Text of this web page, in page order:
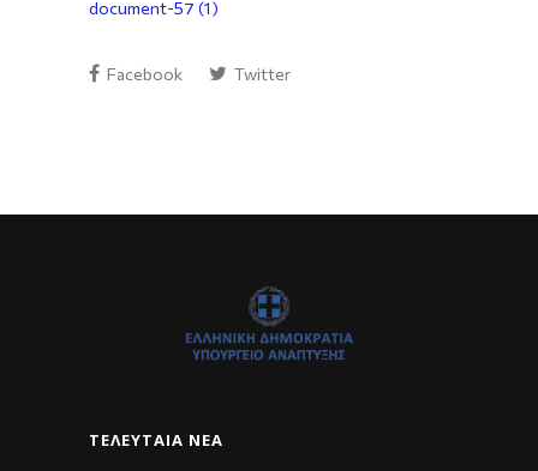
document-57 (1)
Facebook Twitter
ΤΕΛΕΥΤΑΊΑ ΝΈΑ